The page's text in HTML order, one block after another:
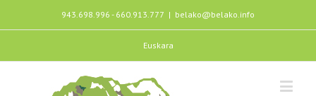
943.698.996 - 660.913.777 | belako@belako.info
Euskara